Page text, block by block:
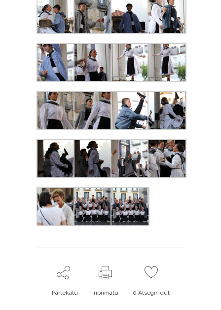
Partekatu Inprimatu 0 Atsegin dut